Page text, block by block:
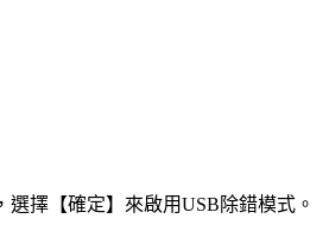
擇【確定】來啟用USB除錯模式。